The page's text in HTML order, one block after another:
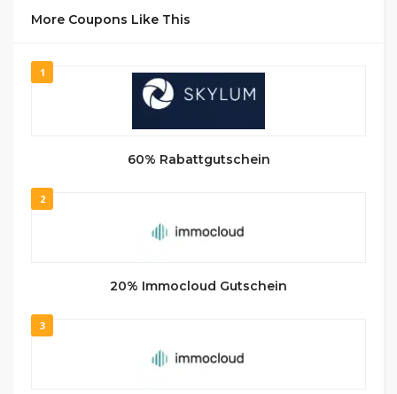
More Coupons Like This
1
60% Rabattgutschein
2
20% Immocloud Gutschein
3